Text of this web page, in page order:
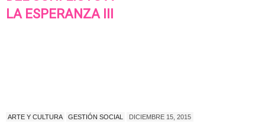
LA ESPERANZA III
ARTE Y CULTURA GESTIÓN SOCIAL DICIEMBRE 15, 2015